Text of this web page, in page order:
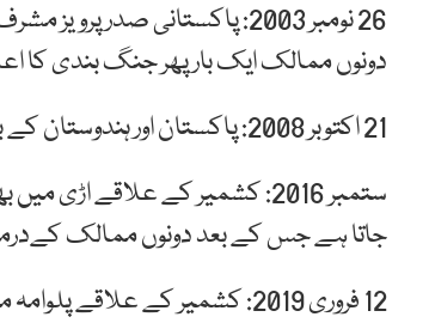
26 نومبر 2003: پاکستانی صدر
دونوں ممالک ایک بار پھر جنگ بندی کا
21 اکتوبر 2008: پاکستان اور ہندوستان کے بیچ پہلی بار تجارت کا آغاز ہوتا ہے۔
ستمبر 2016: کشمیر کے علاقے
جاتا ہے جس کے بعد دونوں ممالک
12 فروری 2019: کشمیر کے